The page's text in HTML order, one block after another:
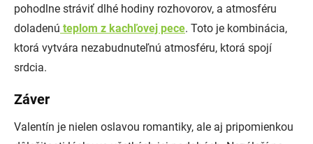
pohodlne stráviť dlhé hodiny rozhovorov, a atmosféru
doladenú teplom z kachľovej pece. Toto je kombinácia,
ktorá vytvára nezabudnuteľnú atmosféru, ktorá spojí
srdcia.
Záver
Valentín je nielen oslavou romantiky, ale aj pripomienkou